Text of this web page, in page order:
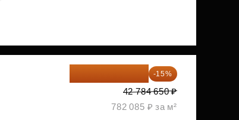
-15%
42 784 650 ₽
782 085 ₽ за м²